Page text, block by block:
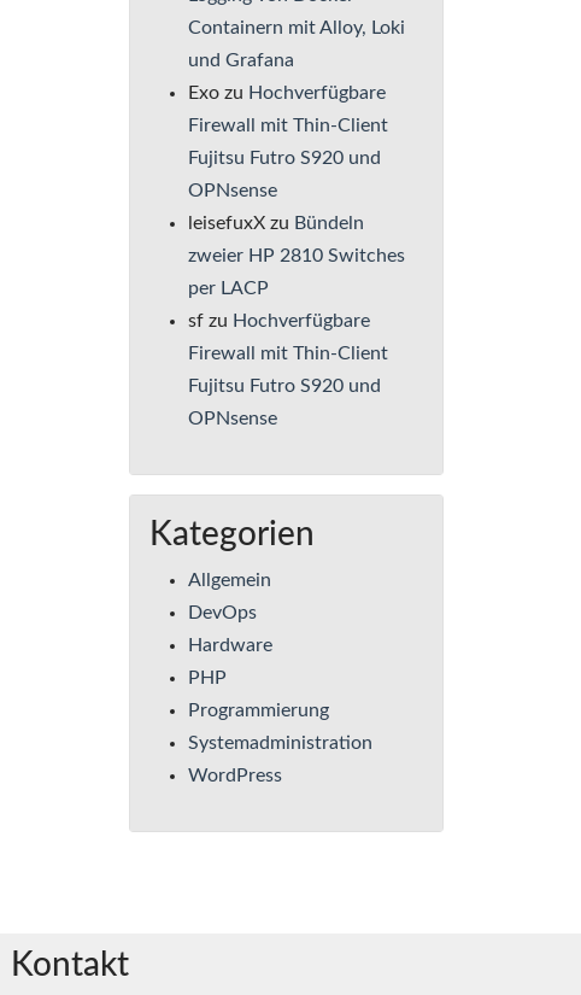
Containern mit Alloy, Loki
und Grafana
Exo zu Hochverfügbare
Firewall mit Thin-Client
Fujitsu Futro S920 und
OPNsense
leisefuxX zu Bündeln
zweier HP 2810 Switches
per LACP
sf zu Hochverfügbare
Firewall mit Thin-Client
Fujitsu Futro S920 und
OPNsense
Kategorien
Allgemein
DevOps
Hardware
PHP
Programmierung
Systemadministration
WordPress
Kontakt